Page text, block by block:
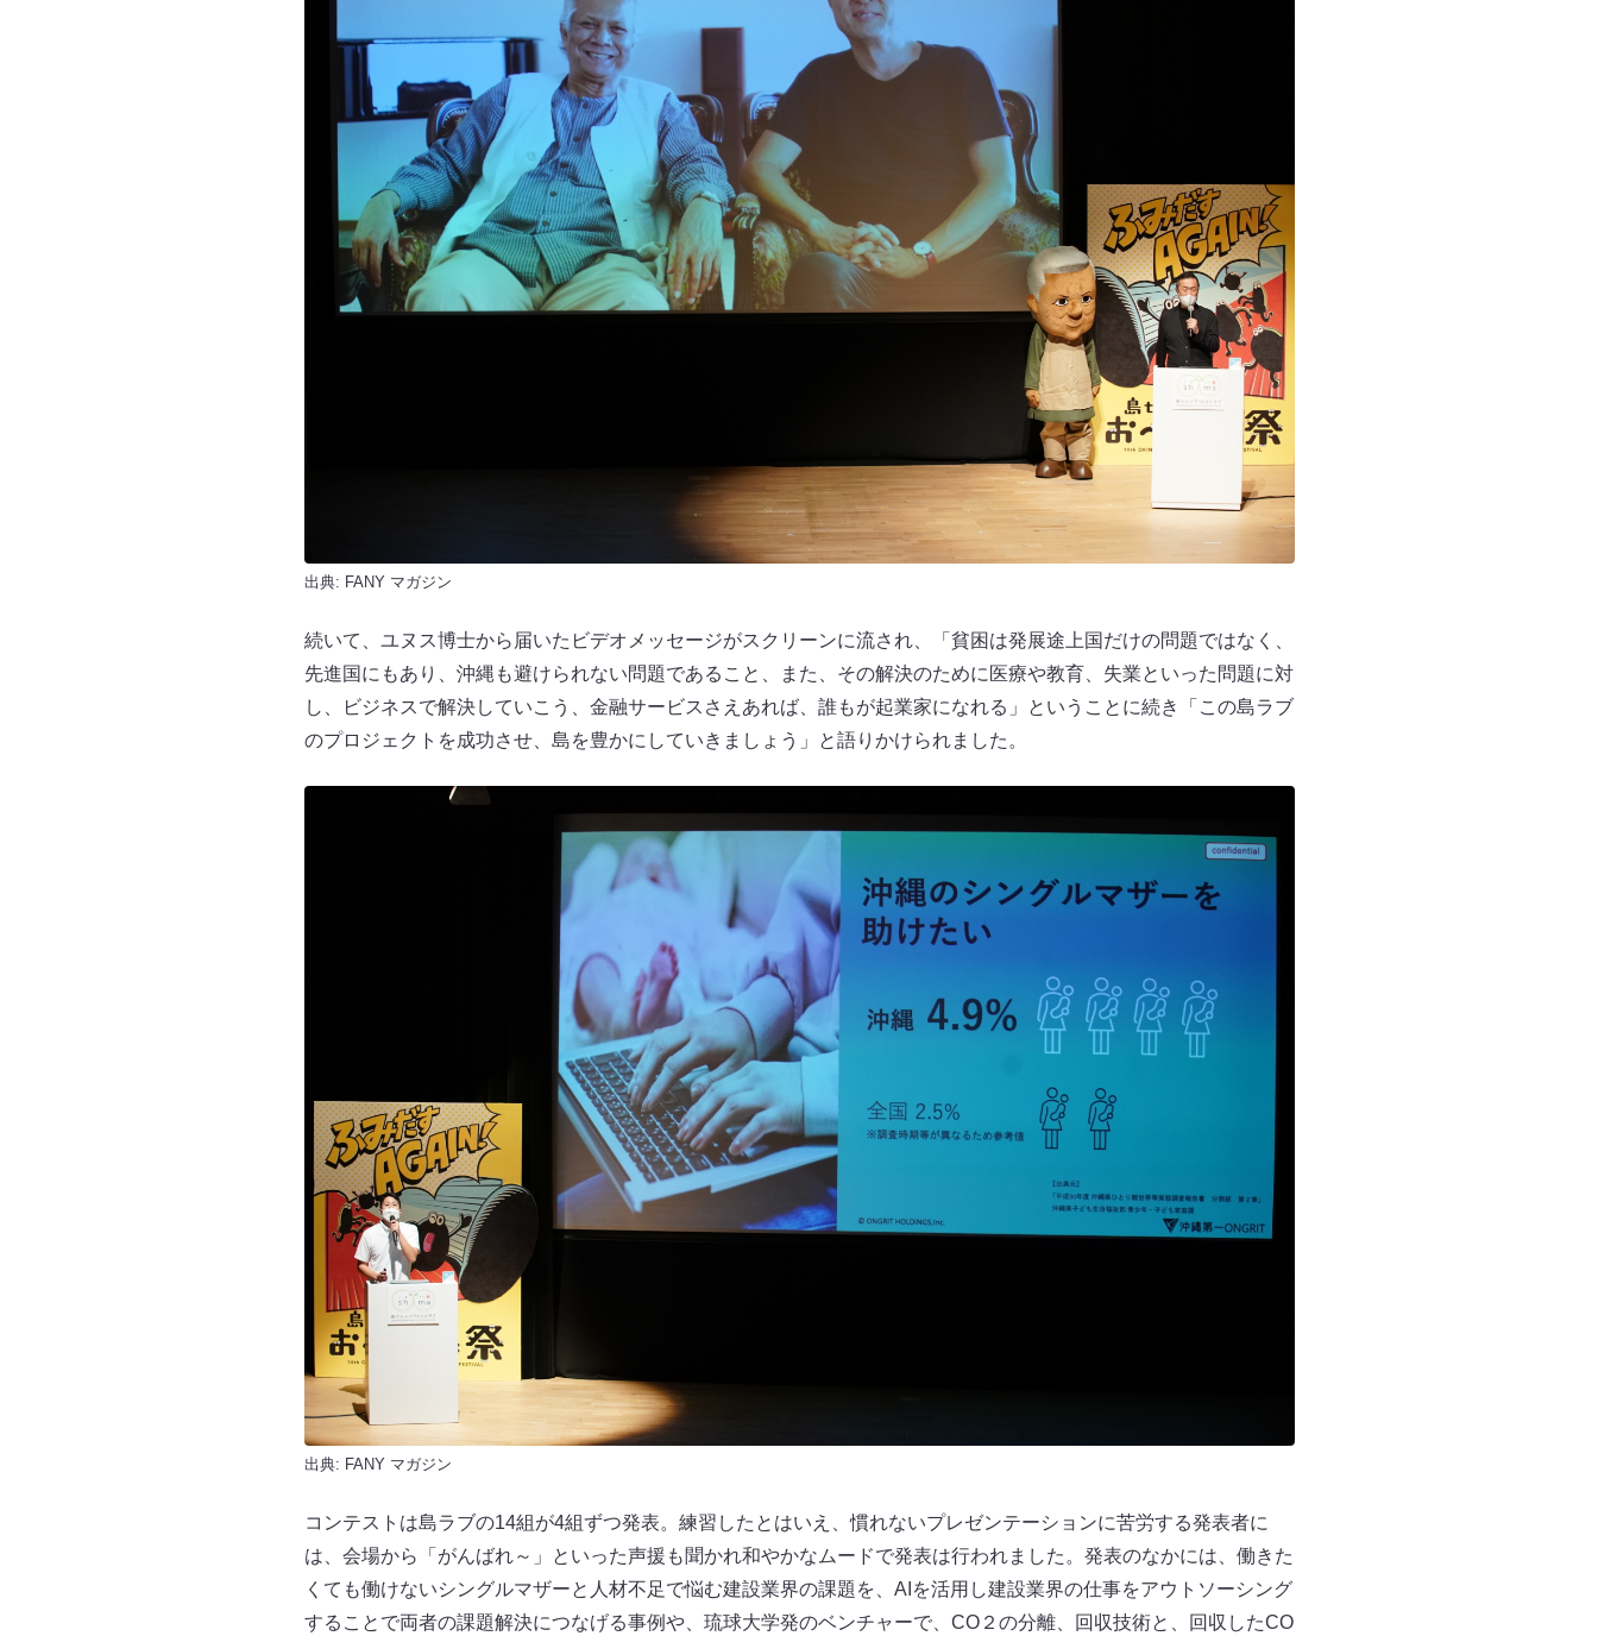
出典: FANY マガジン
続いて、ユヌス博士から届いたビデオメッセージがスクリーンに流され、「貧困は発展途上国だけの問題ではなく、
先進国にもあり、沖縄も避けられない問題であること、また、その解決のために医療や教育、失業といった問題に対
し、ビジネスで解決していこう、金融サービスさえあれば、誰もが起業家になれる」ということに続き「この島ラブ
のプロジェクトを成功させ、島を豊かにしていきましょう」と語りかけられました。
出典: FANY マガジン
コンテストは島ラブの14組が4組ずつ発表。練習したとはいえ、慣れないプレゼンテーションに苦労する発表者に
は、会場から「がんばれ～」といった声援も聞かれ和やかなムードで発表は行われました。発表のなかには、働きた
くても働けないシングルマザーと人材不足で悩む建設業界の課題を、AIを活用し建設業界の仕事をアウトソーシング
することで両者の課題解決につなげる事例や、琉球大学発のベンチャーで、CO２の分離、回収技術と、回収したCO